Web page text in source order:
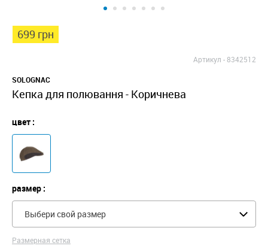
699 грн
Артикул -8342512
SOLOGNAC
Кепка для полювання - Коричнева
цвет :
размер :
Выбери свой размер
Размерная сетка